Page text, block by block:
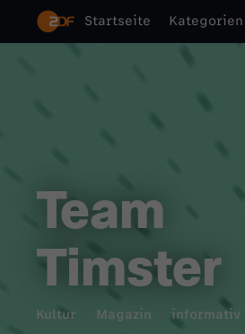
Startseite Kategorien
Team
Timster
Kultur Magazin informativ